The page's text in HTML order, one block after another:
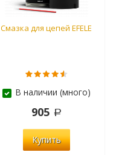
Смазка для цепей EFELE
В наличии (много)
905
Купить